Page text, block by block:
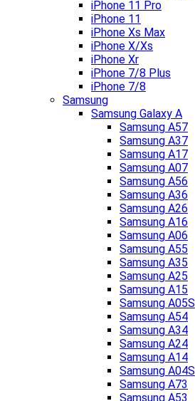
iPhone 11 Pro
iPhone 11
iPhone Xs Max
iPhone X/Xs
iPhone Xr
iPhone 7/8 Plus
iPhone 7/8
Samsung
Samsung Galaxy A
Samsung A57
Samsung A37
Samsung A17
Samsung A07
Samsung A56
Samsung A36
Samsung A26
Samsung A16
Samsung A06
Samsung A55
Samsung A35
Samsung A25
Samsung A15
Samsung A05S
Samsung A54
Samsung A34
Samsung A24
Samsung A14
Samsung A04S
Samsung A73
Samsung A53